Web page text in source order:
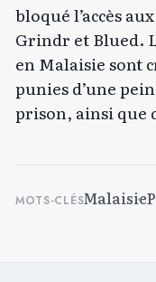
bloqué l’accès
Grindr et Blued.
en Malaisie sont
punies d’une
prison, ainsi que
MOTS-CLÉSMalaisie